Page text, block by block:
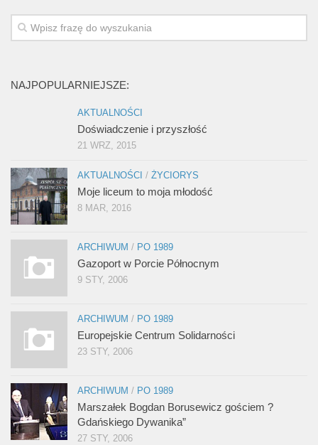
NAJPOPULARNIEJSZE:
AKTUALNOŚCI
Doświadczenie i przyszłość
21 WRZ, 2015
AKTUALNOŚCI / ŻYCIORYS
Moje liceum to moja młodość
8 MAR, 2016
ARCHIWUM / PO 1989
Gazoport w Porcie Północnym
9 STY, 2006
ARCHIWUM / PO 1989
Europejskie Centrum Solidarności
23 STY, 2006
ARCHIWUM / PO 1989
Marszałek Bogdan Borusewicz gościem ?
Gdańskiego Dywanika”
27 STY, 2006